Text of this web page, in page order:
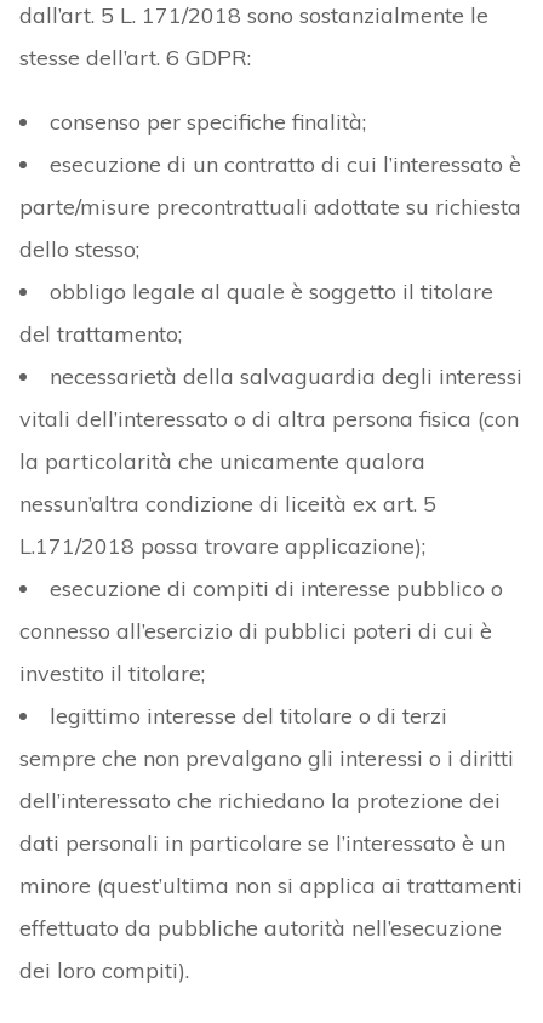
dall’art. 5 L. 171/2018 sono sostanzialmente le
stesse dell’art. 6 GDPR:
consenso per specifiche finalità;
esecuzione di un contratto di cui l’interessato è
parte/misure precontrattuali adottate su richiesta
dello stesso;
obbligo legale al quale è soggetto il titolare
del trattamento;
necessarietà della salvaguardia degli interessi
vitali dell’interessato o di altra persona fisica (con
la particolarità che unicamente qualora
nessun’altra condizione di liceità ex art. 5
L.171/2018 possa trovare applicazione);
esecuzione di compiti di interesse pubblico o
connesso all’esercizio di pubblici poteri di cui è
investito il titolare;
legittimo interesse del titolare o di terzi
sempre che non prevalgano gli interessi o i diritti
dell’interessato che richiedano la protezione dei
dati personali in particolare se l’interessato è un
minore (quest’ultima non si applica ai trattamenti
effettuato da pubbliche autorità nell’esecuzione
dei loro compiti).